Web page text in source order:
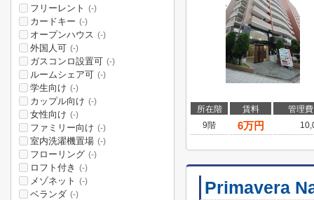
所在階 賃料
管理
9階
6万円
Primavera
フリーレント (-)
カードキー (-)
オープンハウス (-)
外国人可 (-)
ガスコンロ設置可 (-)
ルームシェア可 (-)
学生向け (-)
カップル向け (-)
女性向け (-)
ファミリー向け (-)
室内洗濯機置場 (-)
フローリング (-)
ロフト付き (-)
メゾネット (-)
ベランダ (-)